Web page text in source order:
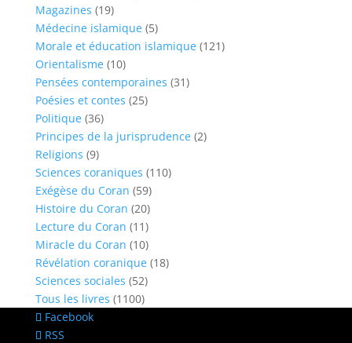
Magazines (19)
Médecine islamique (5)
Morale et éducation islamique (121)
Orientalisme (10)
Pensées contemporaines (31)
Poésies et contes (25)
Politique (36)
Principes de la jurisprudence (2)
Religions (9)
Sciences coraniques (110)
Exégèse du Coran (59)
Histoire du Coran (20)
Lecture du Coran (11)
Miracle du Coran (10)
Révélation coranique (18)
Sciences sociales (52)
Tous les livres (1100)
Facebook
RSS